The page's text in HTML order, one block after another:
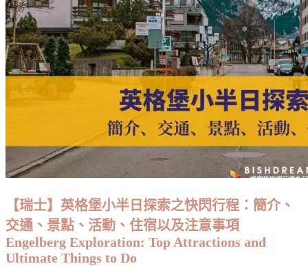
略：
價
格、
使
用
範
與
通
行
證
【瑞士】英格堡小半日探索之快閃行程：簡介、
交通、景點、活動、住宿以及注意事項
Engelberg Exploration: Top Attractions and
Ultimate Things to Do